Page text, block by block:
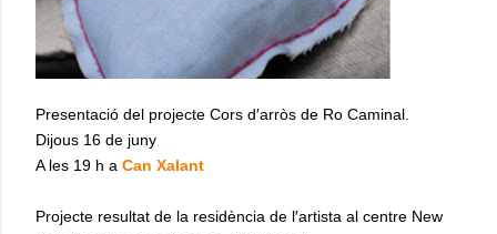
Presentació del projecte Cors d′arròs de Ro Caminal.
Dijous 16 de juny
A les 19 h a Can Xalant
Projecte resultat de la residència de l′artista al centre New